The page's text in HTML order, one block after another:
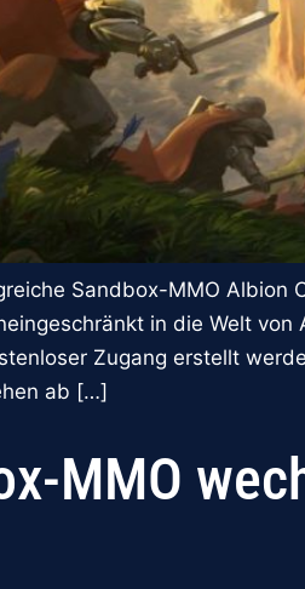
Sandbox-MMO
in die Welt
Zugang erstellt
ab […]
MMO